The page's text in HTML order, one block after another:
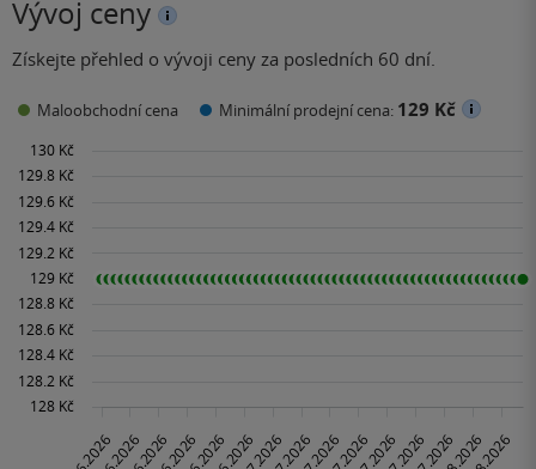
Vývoj ceny
Získejte přehled o vývoji ceny za posledních 60 dní.
Maloobchodní cena Minimální prodejní cena: 129 Kč